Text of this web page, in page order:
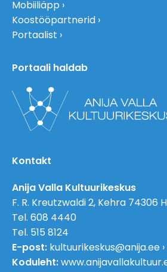
Mobiiliäpp
Koostööpartnerid
Portaalist
Portaali haldab
Kontakt
Anija Valla Kultuurikeskus
F. R. Kreutzwaldi 2, Kehra 74306
Tel. 608 4440
Tel. 515 8124
E-post: kultuurikeskus@anija.ee
Koduleht: